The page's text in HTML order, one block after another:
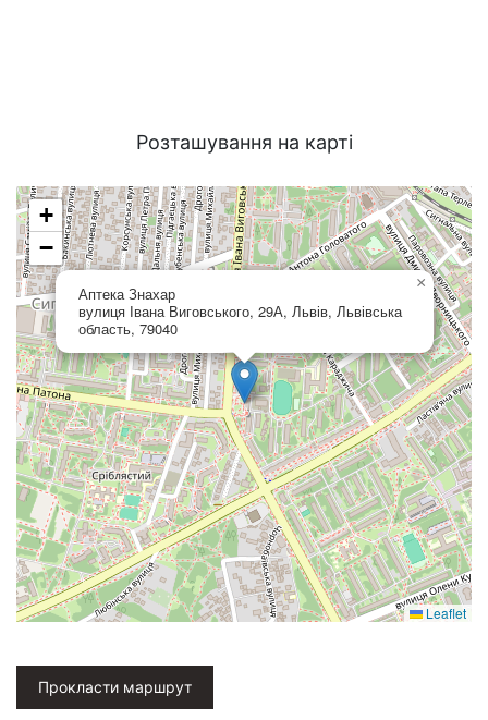
Розташування на карті
Аптека Знахар
вулиця Івана Виговського, 29А, Львів, Львівська
область, 79040
×
+
−
Leaflet
Прокласти маршрут